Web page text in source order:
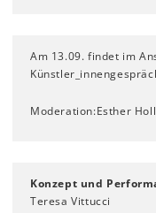
Am 13.09. findet im
Moderation:Esther
Konzept und
Teresa Vittucci